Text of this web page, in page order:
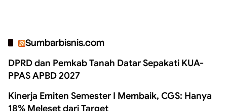
Sumbarbisnis.com
DPRD dan Pemkab Tanah Datar Sepakati KUA-
PPAS APBD 2027
Kinerja Emiten Semester I Membaik, CGS: Hanya
18% Meleset dari Target